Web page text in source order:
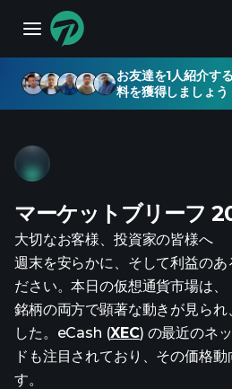
お友達を1人紹介す
料を獲得しましょう
マーケットブリーフ
大切なお客様、投資家の皆様へ
週末を安らかに、そして利益のあ
ださい。本日の仮想通貨市場は
銘柄の両方で顕著な動きが見られ
した。eCash (XEC) の最近のネ
ドも注目されており、その価格
す。